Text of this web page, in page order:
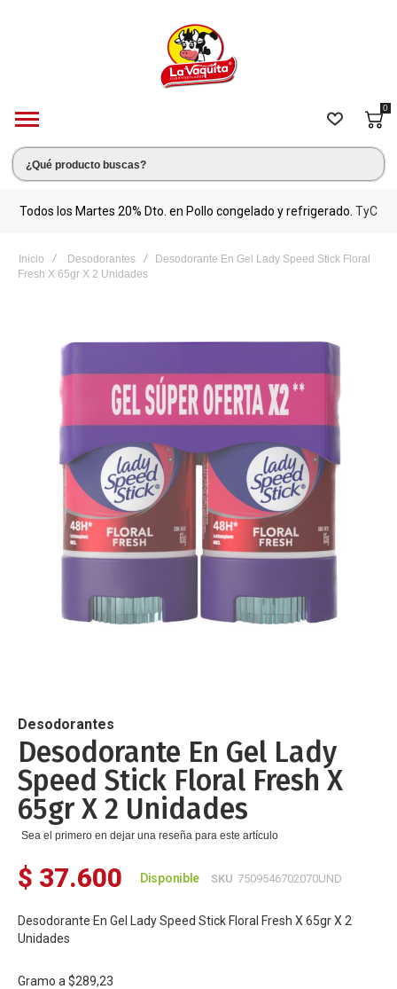
0
Todos los Martes 20% Dto. en Pollo congelado y refrigerado. TyC
Inicio Desodorantes
Desodorante En Gel Lady Speed Stick Floral
Fresh X 65gr X 2 Unidades
imágenes
de
la
galería
de
imágenes
Desodorantes
Desodorante En Gel Lady
Speed Stick Floral Fresh X
65gr X 2 Unidades
Sea el primero en dejar una reseña para este artículo
$ 37.600 Disponible SKU 7509546702070UND
Desodorante En Gel Lady Speed Stick Floral Fresh X 65gr X 2
Unidades
Gramo a $289,23